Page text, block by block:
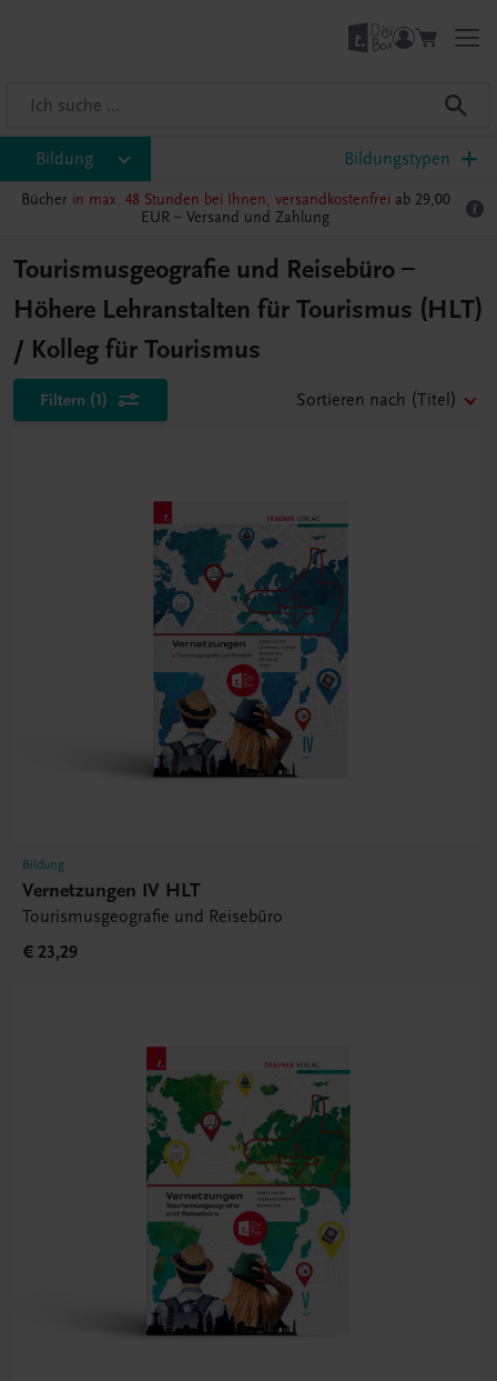
Bildung Bildungstypen
Bücher in max. 48 Stunden bei Ihnen, versandkostenfrei ab 29,00
EUR – Versand und Zahlung
Tourismusgeografie und Reisebüro –
Höhere Lehranstalten für Tourismus (HLT)
/ Kolleg für Tourismus
Filtern (1) Sortieren nach (Titel)
Bildung
Vernetzungen IV HLT
Tourismusgeografie und Reisebüro
€ 23,29